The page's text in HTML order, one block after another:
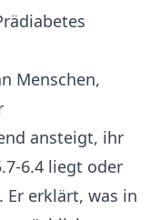
Menschen,
ansteigt, ihr
6.4 liegt oder
Er erklärt, was in